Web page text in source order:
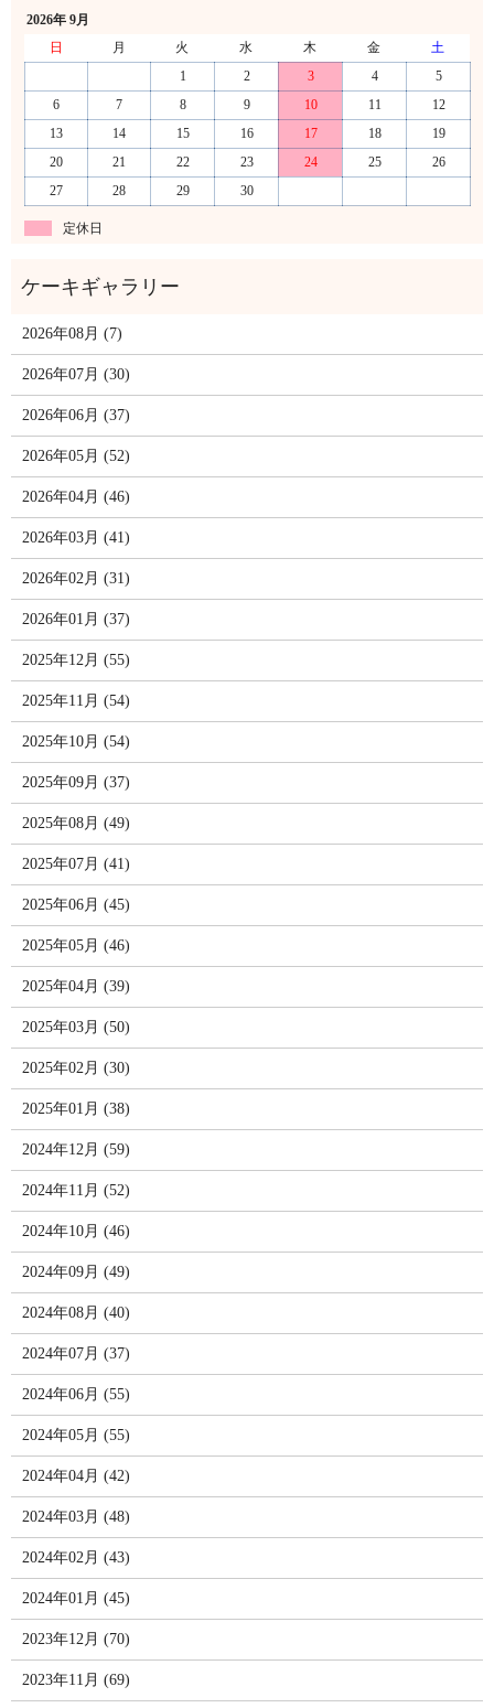
2026年 9月
日
月 火 水 木 金
土
1
2 3 4
5
6
7 8 9 10 11
12
13
14 15 16 17 18
19
20
21 22 23 24 25
26
27
28 29 30
定休日
2026年08月 (7)
2026年07月 (30)
2026年06月 (37)
2026年05月 (52)
2026年04月 (46)
2026年03月 (41)
2026年02月 (31)
2026年01月 (37)
2025年12月 (55)
2025年11月 (54)
2025年10月 (54)
2025年09月 (37)
2025年08月 (49)
2025年07月 (41)
2025年06月 (45)
2025年05月 (46)
2025年04月 (39)
2025年03月 (50)
2025年02月 (30)
2025年01月 (38)
2024年12月 (59)
2024年11月 (52)
2024年10月 (46)
2024年09月 (49)
2024年08月 (40)
2024年07月 (37)
2024年06月 (55)
2024年05月 (55)
2024年04月 (42)
2024年03月 (48)
2024年02月 (43)
2024年01月 (45)
2023年12月 (70)
2023年11月 (69)